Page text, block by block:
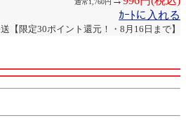
通常1,760円
ｶｰﾄに入れる
【限定30ポイント還元！・8月16日まで】